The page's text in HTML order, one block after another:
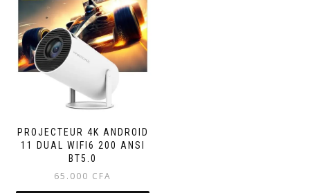
PROJECTEUR 4K ANDROID
11 DUAL WIFI6 200 ANSI
BT5.0
65.000 CFA